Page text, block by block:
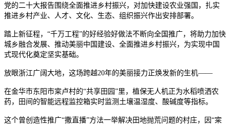
党的二十大报告围绕全面推进乡村振兴，对加快建设农业强国，扎实
推进乡村产业、人才、文化、生态、组织振兴作出安排部署。
踏上新征程，“千万工程”的好经验好做法不断向全国推广，将助力加快
城乡融合发展、推动美丽中国建设、全面推进乡村振兴，为实现中国
式现代化奠定坚实基础。
放眼浙江广阔大地，这场跨越20年的美丽接力正焕发新的生机——
在金华市东阳市寀卢村的“共享田园”里，植保无人机正为水稻喷洒农
药，田间的智能远程监控箱实时监测土壤温湿度、酸碱度等指标。
这个曾创造性推广“撒直播”方法一举解决田地抛荒问题的村庄，因“寀